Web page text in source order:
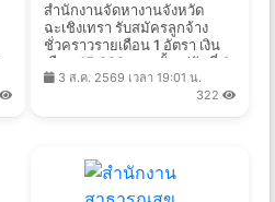
สํานักงานจัดหางานจังหวัด
ฉะเชิงเทรา รับสมัครลูกจ้าง
ชั่วคราวรายเดือน 1 อัตรา เงิน
เดือน 15,000 บาท ตั้งแต่วันที่ 6
- 13 ส.ค. 2569
3 ส.ค. 2569 เวลา 19:01 น.
322